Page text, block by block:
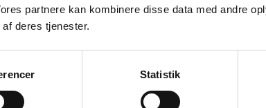
partnere kan kombinere disse data med andre
deres tjenester.
Statistik